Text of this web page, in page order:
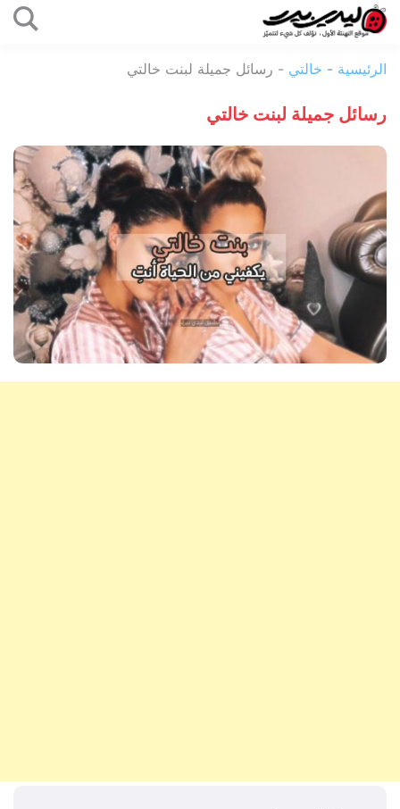
المحتوى
بيرد
الرئيسية - خالتي - رسائل جميلة لبنت خالتي
رسائل جميلة لبنت خالتي